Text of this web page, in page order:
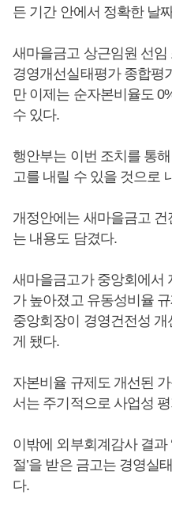
든 기간 안에서 정확한 날
새마을금고 상근임원 선
경영개선실태평가 종합평
만 이제는 순자본비율도
수 있다.
행안부는 이번 조치를 통
고를 내릴 수 있을 것으로
개정안에는 새마을금고
는 내용도 담겼다.
새마을금고가 중앙회에서
가 높아졌고 유동성비율
중앙회장이 경영건전성
게 됐다.
자본비율 규제도 개선된
서는 주기적으로 사업성
이밖에 외부회계감사 결과 ‘
절’을 받은 금고는 경영실
다.